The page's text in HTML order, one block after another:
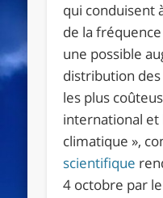
qui conduisent
de la
une possible
distribution des
les plus
international
climatique »,
scientifique
4 octobre par le